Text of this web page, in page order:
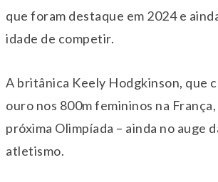
que foram destaque em 2024 e
idade de competir.
A britânica Keely Hodgkinson, que
ouro nos 800m femininos na
próxima Olimpíada – ainda no auge
atletismo.